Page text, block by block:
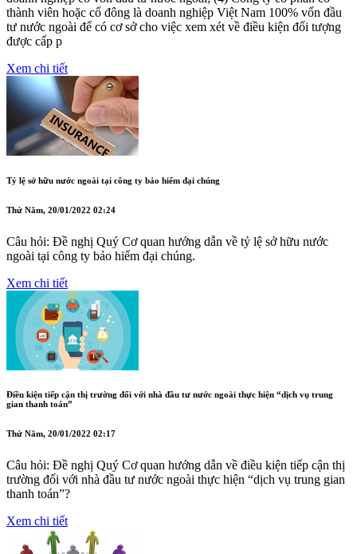
thành viên hoặc cổ đông là doanh nghiệp Việt Nam 100% vốn đầu
tư nước ngoài để có cơ sở cho việc xem xét về điều kiện đối tượng
được cấp p
Xem chi tiết
Tỷ lệ sở hữu nước ngoài tại công ty bảo hiểm đại chúng
Thứ Năm, 20/01/2022 02:24
Câu hỏi: Đề nghị Quý Cơ quan hướng dẫn về tỷ lệ sở hữu nước
ngoài tại công ty bảo hiểm đại chúng.
Xem chi tiết
Điều kiện tiếp cận thị trường đối với nhà đầu tư nước ngoài thực hiện “dịch vụ trung
gian thanh toán”
Thứ Năm, 20/01/2022 02:17
Câu hỏi: Đề nghị Quý Cơ quan hướng dẫn về điều kiện tiếp cận thị
trường đối với nhà đầu tư nước ngoài thực hiện “dịch vụ trung gian
thanh toán”?
Xem chi tiết